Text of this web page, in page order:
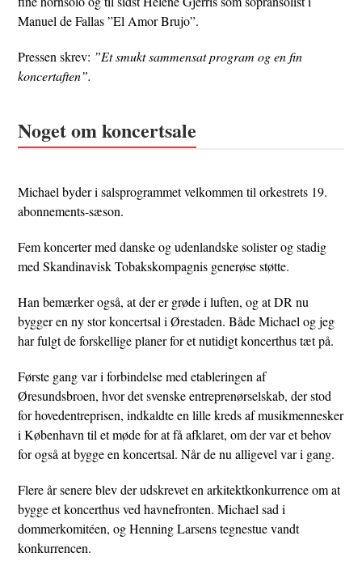
Manuel de Fallas ”El Amor Brujo”.
Pressen skrev: ”Et smukt sammensat program og en fin
koncertaften”.
Noget om koncertsale
Michael byder i salsprogrammet velkommen til orkestrets 19.
abonnements-sæson.
Fem koncerter med danske og udenlandske solister og stadig
med Skandinavisk Tobakskompagnis generøse støtte.
Han bemærker også, at der er grøde i luften, og at DR nu
bygger en ny stor koncertsal i Ørestaden. Både Michael og jeg
har fulgt de forskellige planer for et nutidigt koncerthus tæt på.
Første gang var i forbindelse med etableringen af
Øresundsbroen, hvor det svenske entreprenørselskab, der stod
for hovedentreprisen, indkaldte en lille kreds af musikmennesker
i København til et møde for at få afklaret, om der var et behov
for også at bygge en koncertsal. Når de nu alligevel var i gang.
Flere år senere blev der udskrevet en arkitektkonkurrence om at
bygge et koncerthus ved havnefronten. Michael sad i
dommerkomitéen, og Henning Larsens tegnestue vandt
konkurrencen.